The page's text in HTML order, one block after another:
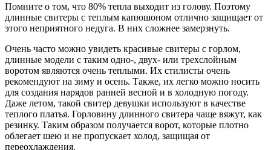
Помните о том, что 80% тепла выходит из голову. Поэтому
длинные свитеры с теплым капюшоном отлично защищает от
этого неприятного недуга. В них сложнее замерзнуть.
Очень часто можно увидеть красивые свитеры с горлом,
длинные модели с таким одно-, двух- или трехслойным
воротом являются очень теплыми. Их стилисты очень
рекомендуют на зиму и осень. Также, их легко можно носить
для создания нарядов ранней весной и в холодную погоду.
Даже летом, такой свитер девушки используют в качестве
теплого платья. Горловину длинного свитера чаще вяжут, как
резинку. Таким образом получается ворот, которые плотно
облегает шею и не пропускает холод, защищая от
переохлаждения.